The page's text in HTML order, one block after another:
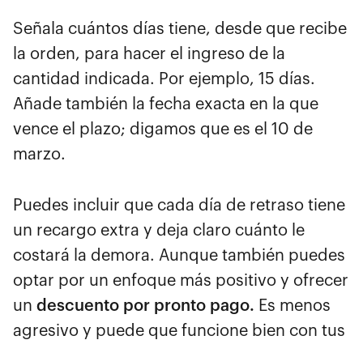
Señala cuántos días tiene, desde que recibe
la orden, para hacer el ingreso de la
cantidad indicada. Por ejemplo, 15 días.
Añade también la fecha exacta en la que
vence el plazo; digamos que es el 10 de
marzo.
Puedes incluir que cada día de retraso tiene
un recargo extra y deja claro cuánto le
costará la demora. Aunque también puedes
optar por un enfoque más positivo y ofrecer
un descuento por pronto pago. Es menos
agresivo y puede que funcione bien con tus